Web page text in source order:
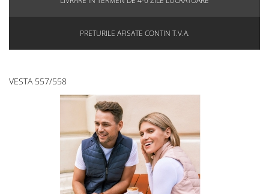
PRETURILE AFISATE CONTIN T.V.A.
VESTA 557/558